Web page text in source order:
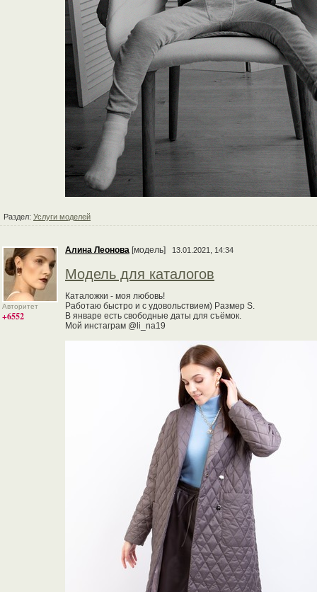
Раздел: Услуги моделей
Авторитет
+6552
Алина Леонова [модель] 13.01.2021, 14:34
Модель для каталогов
Каталожки - моя любовь!
Работаю быстро и с удовольствием) Размер S.
В январе есть свободные даты для съёмок.
Мой инстаграм @li_na19